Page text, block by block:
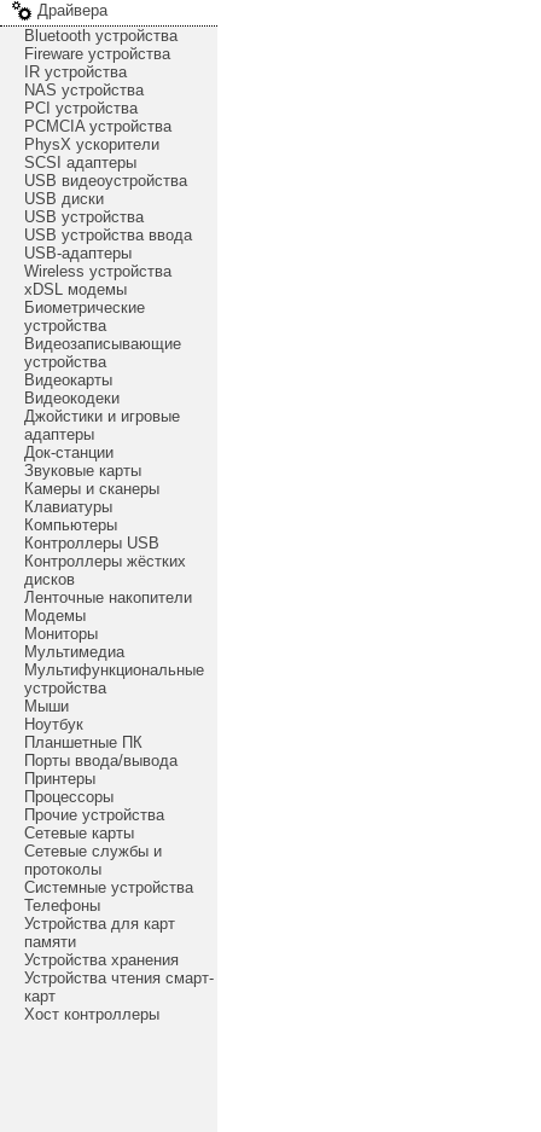
Драйвера
Bluetooth устройства
Fireware устройства
IR устройства
NAS устройства
PCI устройства
PCMCIA устройства
PhysX ускорители
SCSI адаптеры
USB видеоустройства
USB диски
USB устройства
USB устройства ввода
USB-адаптеры
Wireless устройства
xDSL модемы
Биометрические
устройства
Видеозаписывающие
устройства
Видеокарты
Видеокодеки
Джойстики и игровые
адаптеры
Док-станции
Звуковые карты
Камеры и сканеры
Клавиатуры
Компьютеры
Контроллеры USB
Контроллеры жёстких
дисков
Ленточные накопители
Модемы
Мониторы
Мультимедиа
Мультифункциональные
устройства
Мыши
Ноутбук
Планшетные ПК
Порты ввода/вывода
Принтеры
Процессоры
Прочие устройства
Сетевые карты
Сетевые службы и
протоколы
Системные устройства
Телефоны
Устройства для карт
памяти
Устройства хранения
Устройства чтения смарт-
карт
Хост контроллеры